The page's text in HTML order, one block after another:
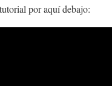
por aquí debajo: